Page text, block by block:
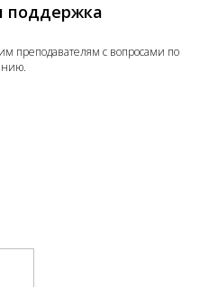
поддержка
преподавателям с вопросами по